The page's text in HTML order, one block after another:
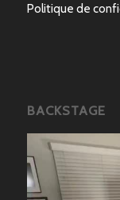
Politique de
BACKSTAGE